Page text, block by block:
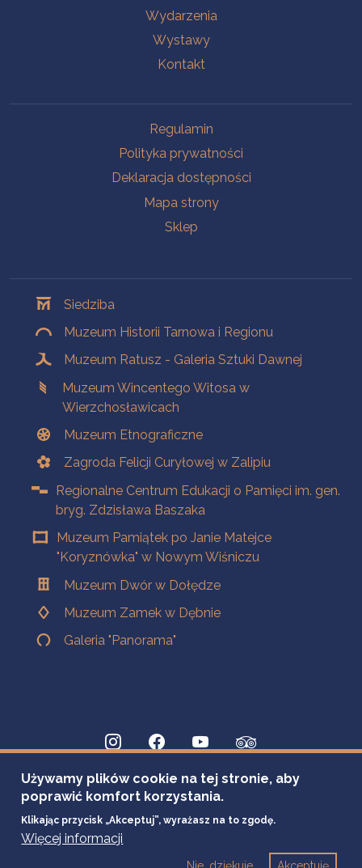
Wydarzenia
Wystawy
Kontakt
Regulamin
Polityka prywatności
Deklaracja dostępności
Mapa strony
Sklep
Siedziba
Muzeum Historii Tarnowa i Regionu
Muzeum Ratusz - Galeria Sztuki Dawnej
Muzeum Wincentego Witosa w
Wierzchosławicach
Muzeum Etnograficzne
Zagroda Felicji Curyłowej w Zalipiu
Regionalne Centrum Edukacji o Pamięci im. gen.
bryg. Zdzisława Baszaka
Muzeum Pamiątek po Janie Matejce
"Koryznówka" w Nowym Wiśniczu
Muzeum Dwór w Dołędze
Muzeum Zamek w Dębnie
Galeria "Panorama"
Używamy plików cookie na tej stronie, aby
poprawić komfort korzystania.
Klikając przycisk „Akceptuj”, wyrażasz na to zgodę.
Więcej informacji